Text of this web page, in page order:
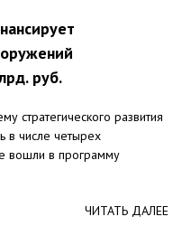
руб.
стратегического развития
в числе четырех
вошли в программу
ЧИТАТЬ ДАЛЕЕ